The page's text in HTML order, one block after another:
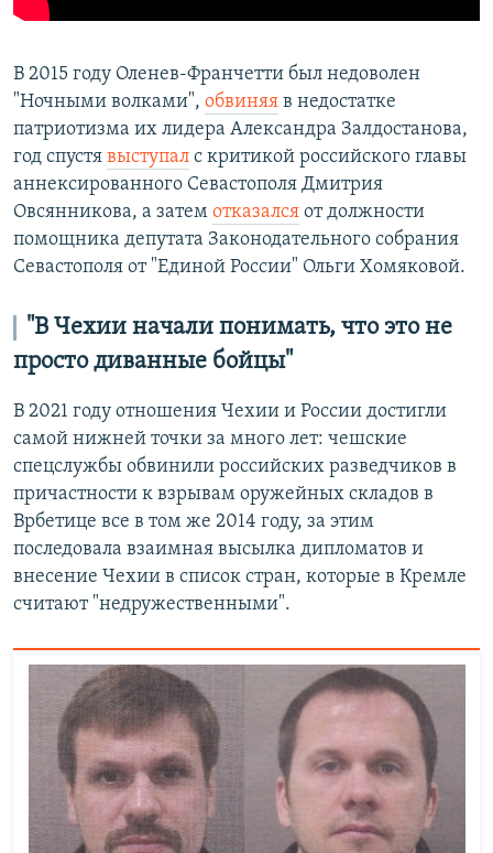
В 2015 году Оленев-Франчетти был недоволен
"Ночными волками", обвиняя в недостатке
патриотизма их лидера Александра Залдостанова,
год спустя выступал с критикой российского главы
аннексированного Севастополя Дмитрия
Овсянникова, а затем отказался от должности
помощника депутата Законодательного собрания
Севастополя от "Единой России" Ольги Хомяковой.
"В Чехии начали понимать, что это не
просто диванные бойцы"
В 2021 году отношения Чехии и России достигли
самой нижней точки за много лет: чешские
спецслужбы обвинили российских разведчиков в
причастности к взрывам оружейных складов в
Врбетице все в том же 2014 году, за этим
последовала взаимная высылка дипломатов и
внесение Чехии в список стран, которые в Кремле
считают "недружественными".